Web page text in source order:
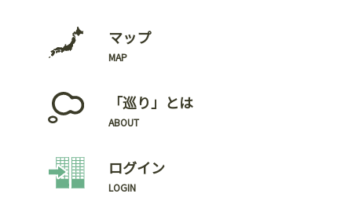
マップ
MAP
「巡り」とは
ABOUT
ログイン
LOGIN